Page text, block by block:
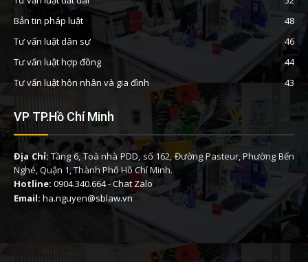
Bản tin pháp luật
48
Tư vấn luật dân sự
46
Tư vấn luật hợp đồng
44
Tư vấn luật hôn nhân và gia đình
43
VP TP.Hồ Chí Minh
Địa Chỉ:Tầng 6, Toà nhà PDD, số 162, Đường Pasteur, Phường Bến
Nghé, Quận 1, Thành Phố Hồ Chí Minh.
Hotline: 0904.340.664-Chat Zalo
Email: ha.nguyen@sblaw.vn